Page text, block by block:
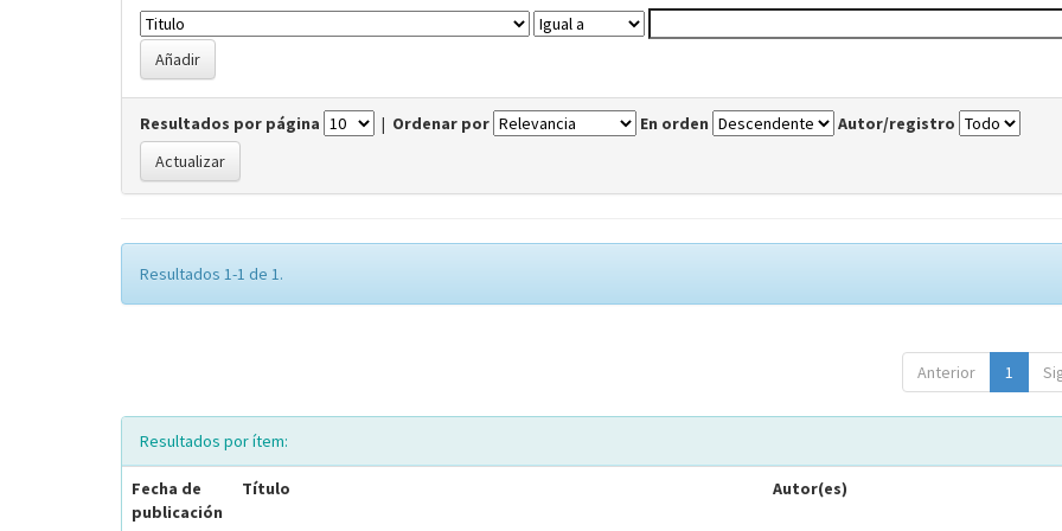
Resultados por página | Ordenar por En orden Autor/registro
Resultados 1-1 de 1.
Anterior 1
Resultados por ítem:
Fecha de
publicación
Título Autor(es)